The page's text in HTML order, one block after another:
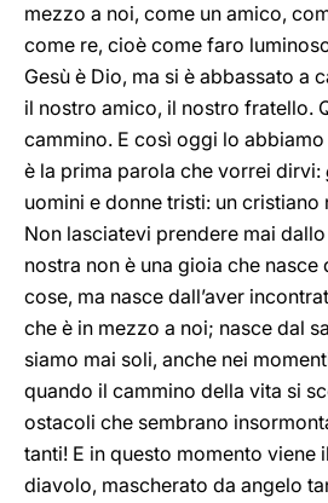
mezzo a noi, come un amico,
come re, cioè come faro
Gesù è Dio, ma si è abbassato a
il nostro amico, il nostro fratello.
cammino. E così oggi lo
è la prima parola che vorrei dirvi:
uomini e donne tristi: un cristiano
Non lasciatevi prendere mai
nostra non è una gioia che
cose, ma nasce dall’aver
che è in mezzo a noi; nasce dal
siamo mai soli, anche nei
quando il cammino della vita si
ostacoli che sembrano
tanti! E in questo momento viene
diavolo, mascherato da angelo